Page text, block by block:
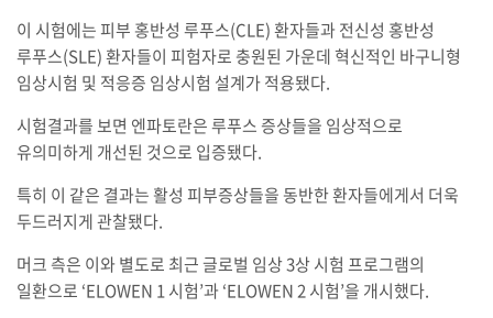
이 시험에는 피부 홍반성 루푸스(CLE) 환자들과 전신성 홍반성
루푸스(SLE) 환자들이 피험자로 충원된 가운데 혁신적인 바구니형
임상시험 및 적응증 임상시험 설계가 적용됐다.
시험결과를 보면 엔파토란은 루푸스 증상들을 임상적으로
유의미하게 개선된 것으로 입증됐다.
특히 이 같은 결과는 활성 피부증상들을 동반한 환자들에게서 더욱
두드러지게 관찰됐다.
머크 측은 이와 별도로 최근 글로벌 임상 3상 시험 프로그램의
일환으로 ‘ELOWEN 1 시험’과 ‘ELOWEN 2 시험’을 개시했다.